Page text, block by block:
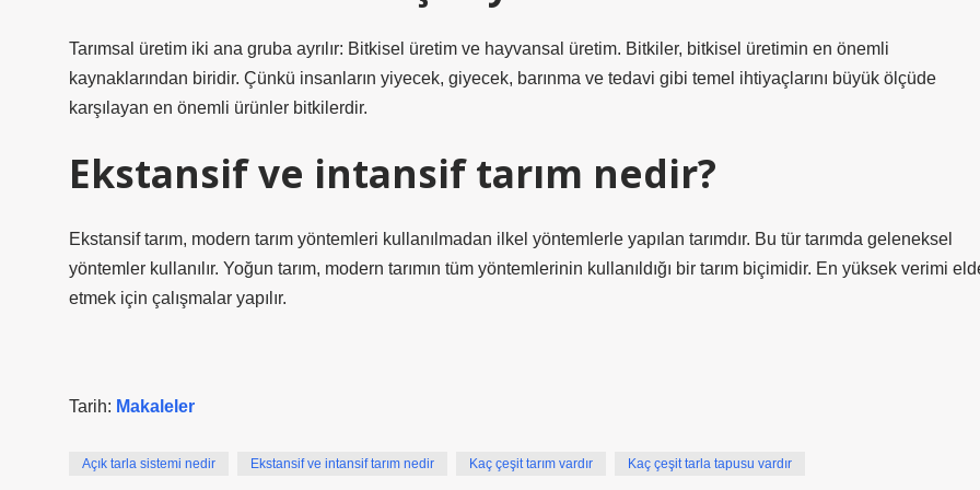
Tarımsal üretim iki ana gruba ayrılır: Bitkisel üretim ve hayvansal üretim. Bitkiler, bitkisel üretimin en önemli
kaynaklarından biridir. Çünkü insanların yiyecek, giyecek, barınma ve tedavi gibi temel ihtiyaçlarını büyük ölçüde
karşılayan en önemli ürünler bitkilerdir.
Ekstansif ve intansif tarım nedir?
Ekstansif tarım, modern tarım yöntemleri kullanılmadan ilkel yöntemlerle yapılan tarımdır. Bu tür tarımda geleneksel
yöntemler kullanılır. Yoğun tarım, modern tarımın tüm yöntemlerinin kullanıldığı bir tarım biçimidir. En yüksek verimi
etmek için çalışmalar yapılır.
Tarih: Makaleler
Açık tarla sistemi nedir Ekstansif ve intansif tarım nedir Kaç çeşit tarım vardır Kaç çeşit tarla tapusu vardır